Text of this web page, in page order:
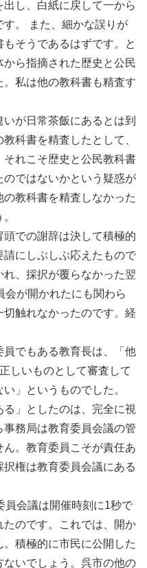
し、白紙に戻して一から
。 また、細かな誤りが
そうであるはずです。と
ら指摘された歴史と公民
私は他の教科書も精査す
が日常茶飯にあるとは到
科書を精査したとして、
れこそ歴史と公民教科書
ではないかという疑惑が
教科書を精査しなかった
での謝辞は決して積極的
にしぶしぶ応えたもので
、採択が覆らなかった翌
会が開かれたにも関わら
触れなかったのです。経
でもある教育長は、「他
しいものとして審査して
」というものでした。
る」としたのは、完全に視
務局は教育委員会議の管
。教育委員こそが責任あ
権は教育委員会議にある
会議は開催時刻に1秒で
たのです。これでは、開か
積極的に市民に公開した
ないでしょう。呉市の他の